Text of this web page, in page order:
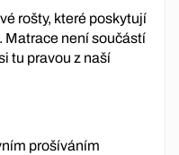
rošty, které poskytují
Matrace není součástí
tu pravou z naší
prošíváním